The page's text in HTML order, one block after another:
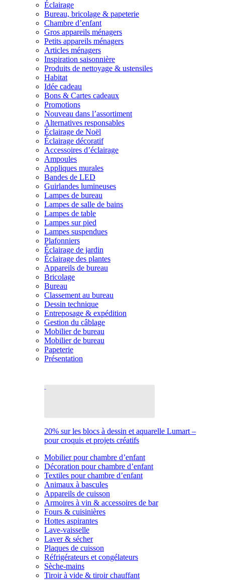
Éclairage
Bureau, bricolage & papeterie
Chambre d’enfant
Gros appareils ménagers
Petits appareils ménagers
Articles ménagers
Inspiration saisonnière
Produits de nettoyage & ustensiles
Habitat
Idée cadeau
Bons & Cartes cadeaux
Promotions
Nouveau dans l’assortiment
Alternatives responsables
Éclairage de Noël
Éclairage décoratif
Accessoires d’éclairage
Ampoules
Appliques murales
Bandes de LED
Guirlandes lumineuses
Lampes de bureau
Lampes de salle de bains
Lampes de table
Lampes sur pied
Lampes suspendues
Plafonniers
Éclairage de jardin
Éclairage des plantes
Appareils de bureau
Bricolage
Bureau
Classement au bureau
Dessin technique
Entreposage & expédition
Gestion du câblage
Mobilier de bureau
Mobilier de bureau
Papeterie
Présentation
20% sur les blocs à dessin et aquarelle Lumart –
pour croquis et projets créatifs
Mobilier pour chambre d’enfant
Décoration pour chambre d’enfant
Textiles pour chambre d’enfant
Animaux à bascules
Appareils de cuisson
Armoires à vin & accessoires de bar
Fours & cuisinières
Hottes aspirantes
Lave-vaisselle
Laver & sécher
Plaques de cuisson
Réfrigérateurs et congélateurs
Sèche-mains
Tiroir à vide & tiroir chauffant